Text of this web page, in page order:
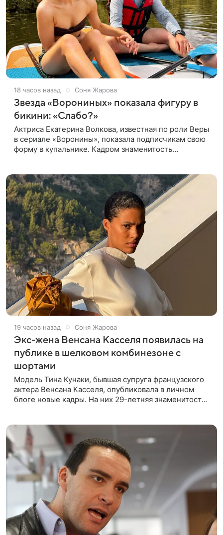
18 часов назад Соня Жарова
Звезда «Ворониных» показала фигуру в
бикини: «Слабо?»
Актриса Екатерина Волкова, известная по роли Веры
в сериале «Воронины», показала подписчикам свою
форму в купальнике. Кадром знаменитость
19 часов назад Соня Жарова
Экс-жена Венсана Касселя появилась на
публике в шелковом комбинезоне с
шортами
Модель Тина Кунаки, бывшая супруга французского
актера Венсана Касселя, опубликовала в личном
блоге новые кадры. На них 29-летняя знаменитость